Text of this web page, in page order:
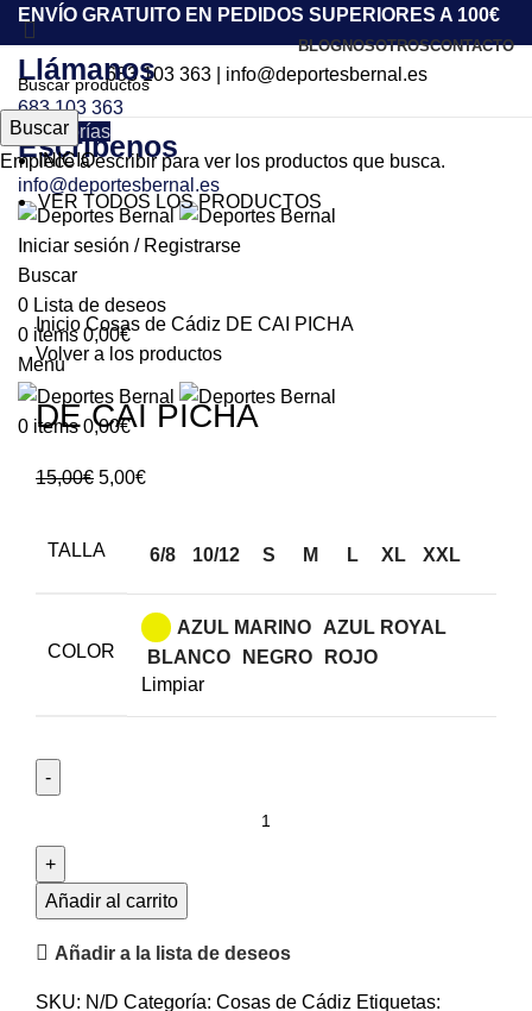
ENVÍO GRATUITO EN PEDIDOS SUPERIORES A 100€
BLOGNOSOTROSCONTACTO
683 103 363| info@deportesbernal.es
Llámanos
683 103 363
Escríbenos
info@deportesbernal.es
Iniciar sesión / Registrarse
Buscar
0 Lista de deseos
0 items 0,00€
Menu
0 items 0,00€
Categorías
INICIO
VER TODOS LOS PRODUCTOS
-67%
Click to enlarge
InicioCosas de Cádiz DE CAI PICHA
Volver a los productos
DE CAI PICHA
15,00€ 5,00€
TALLA 6/8 10/12 S M L XL XXL
COLOR
AZUL MARINO
AZUL ROYAL
BLANCO
NEGRO
ROJO
Limpiar
Añadir al carrito
Añadir a la lista de deseos
SKU: N/D Categoría: Cosas de Cádiz Etiquetas:
Buscar
Empiece a escribir para ver los productos que busca.